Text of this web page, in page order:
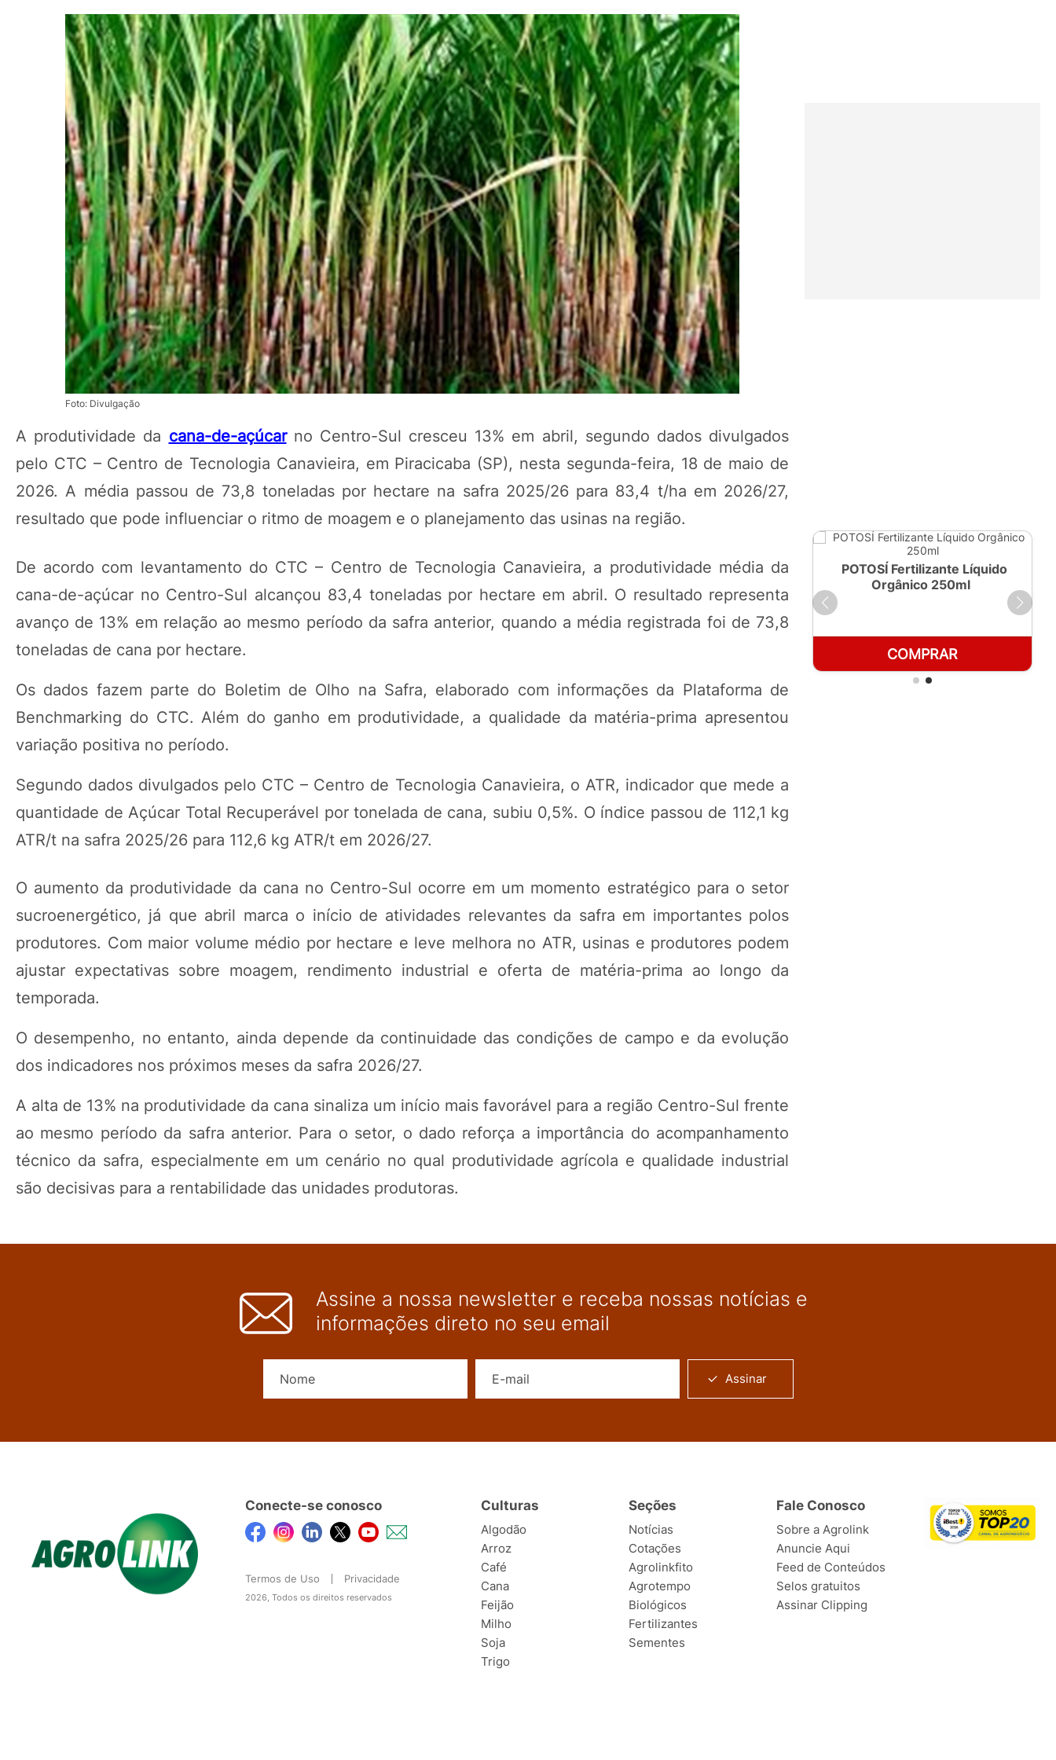
Foto: Divulgação
A produtividade da cana-de-açúcarno Centro-Sul cresceu 13% em abril, segundo dados divulgados
pelo CTC – Centro de Tecnologia Canavieira, em Piracicaba (SP), nesta segunda-feira, 18 de maio de
2026. A média passou de 73,8 toneladas por hectare na safra 2025/26 para 83,4 t/ha em 2026/27,
resultado que pode influenciar o ritmo de moagem e o planejamento das usinas na região.
De acordo com levantamento do CTC – Centro de Tecnologia Canavieira, a produtividade média da
cana-de-açúcar no Centro-Sul alcançou 83,4 toneladas por hectare em abril. O resultado representa
avanço de 13% em relação ao mesmo período da safra anterior, quando a média registrada foi de 73,8
toneladas de cana por hectare.
Os dados fazem parte do Boletim de Olho na Safra, elaborado com informações da Plataforma de
Benchmarking do CTC. Além do ganho em produtividade, a qualidade da matéria-prima apresentou
variação positiva no período.
Segundo dados divulgados pelo CTC – Centro de Tecnologia Canavieira, o ATR, indicador que mede a
quantidade de Açúcar Total Recuperável por tonelada de cana, subiu 0,5%. O índice passou de 112,1 kg
ATR/t na safra 2025/26 para 112,6 kg ATR/t em 2026/27.
O aumento da produtividade da cana no Centro-Sul ocorre em um momento estratégico para o setor
sucroenergético, já que abril marca o início de atividades relevantes da safra em importantes polos
produtores. Com maior volume médio por hectare e leve melhora no ATR, usinas e produtores podem
ajustar expectativas sobre moagem, rendimento industrial e oferta de matéria-prima ao longo da
temporada.
O desempenho, no entanto, ainda depende da continuidade das condições de campo e da evolução
dos indicadores nos próximos meses da safra 2026/27.
A alta de 13% na produtividade da cana sinaliza um início mais favorável para a região Centro-Sul frente
ao mesmo período da safra anterior. Para o setor, o dado reforça a importância do acompanhamento
técnico da safra, especialmente em um cenário no qual produtividade agrícola e qualidade industrial
são decisivas para a rentabilidade das unidades produtoras.
POTOSÍ Fertilizante Líquido
POTOSÍ Fertilizante Líquido
Orgânico 250ml
COMPRAR
Assine a nossa newsletter e receba nossas notícias e
informações direto no seu email
Assinar
Conecte-se conosco
Termos de Uso Privacidade
2026, Todos os direitos reservados
Culturas
Algodão
Arroz
Café
Cana
Feijão
Milho
Soja
Trigo
Seções
Notícias
Cotações
Agrolinkfito
Agrotempo
Biológicos
Fertilizantes
Sementes
Fale Conosco
Sobre a Agrolink
Anuncie Aqui
Feed de Conteúdos
Selos gratuitos
Assinar Clipping